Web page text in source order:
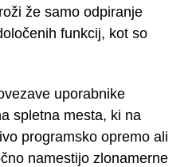
že samo odpiranje
funkcij, kot so
uporabnike
spletna mesta, ki na
programsko opremo ali
namestijo zlonamerne